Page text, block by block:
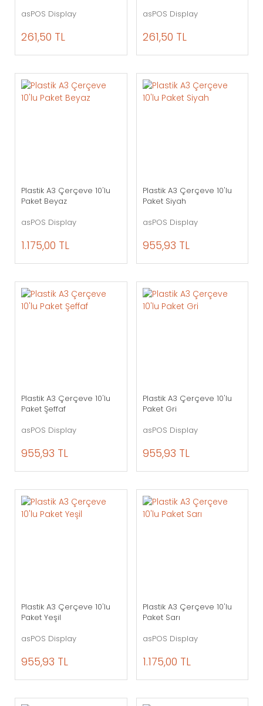
asPOS Display
261,50 TL
asPOS Display
261,50 TL
Plastik A3 Çerçeve 10'lu
Paket Beyaz
asPOS Display
1.175,00 TL
Plastik A3 Çerçeve 10'lu
Paket Siyah
asPOS Display
955,93 TL
Plastik A3 Çerçeve 10'lu
Paket Şeffaf
asPOS Display
955,93 TL
Plastik A3 Çerçeve 10'lu
Paket Gri
asPOS Display
955,93 TL
Plastik A3 Çerçeve 10'lu
Paket Yeşil
asPOS Display
955,93 TL
Plastik A3 Çerçeve 10'lu
Paket Sarı
asPOS Display
1.175,00 TL